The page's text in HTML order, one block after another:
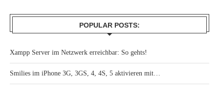
POPULAR POSTS:
Xampp Server im Netzwerk erreichbar: So gehts!
Smilies im iPhone 3G, 3GS, 4, 4S, 5 aktivieren mit…